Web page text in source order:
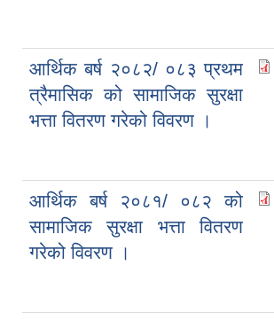
आर्थिक बर्ष २०८२/ ०८३ प्रथम
त्रैमासिक को सामाजिक सुरक्षा
भत्ता वितरण गरेको विवरण ।
आर्थिक बर्ष २०८१/ ०८२ को
सामाजिक सुरक्षा भत्ता वितरण
गरेको विवरण ।